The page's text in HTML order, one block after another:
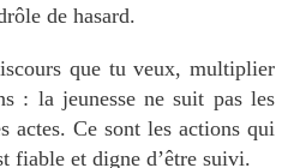
de hasard.
que tu veux, multiplier
: la jeunesse ne suit pas les
actes. Ce sont les actions qui
fiable et digne d’être suivi.